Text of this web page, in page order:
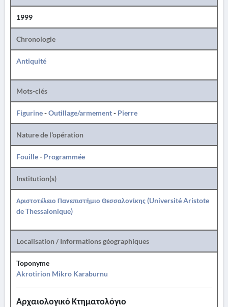
1999
Chronologie
Antiquité
Mots-clés
Figurine-Outillage/armement- Pierre
Nature de l'opération
Fouille- Programmée
Institution(s)
Αριστοτέλειο Πανεπιστήμιο Θεσσαλονίκης (Université Aristote
de Thessalonique)
Localisation / Informations géographiques
Toponyme
Akrotirion Mikro Karaburnu
Αρχαιολογικό Κτηματολόγιο